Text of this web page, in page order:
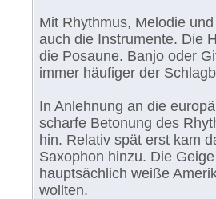
Mit Rhythmus, Melodie
auch die Instrumente. Die
die Posaune. Banjo oder
immer häufiger der
In Anlehnung an die
scharfe Betonung des
hin. Relativ spät erst kam
Saxophon hinzu. Die
hauptsächlich weiße
wollten.